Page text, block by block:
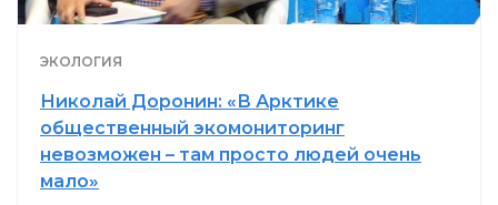
ЭКОЛОГИЯ
Николай Доронин: «В Арктике
общественный экомониторинг
невозможен – там просто людей очень
мало»